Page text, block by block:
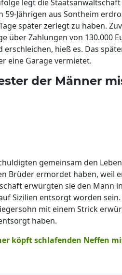
legt die
59-Jährigen aus Sontheim
später zerlegt zu haben.
über Zahlungen von 130.000
erschleichen, hieß es. Das
eine Garage vermietet.
der Männer
gemeinsam den
Brüder ermordet haben, weil
erwürgten sie den Mann
Sizilien entsorgt worden sein.
mit einem Strick
haben.
köpft schlafenden Neffen